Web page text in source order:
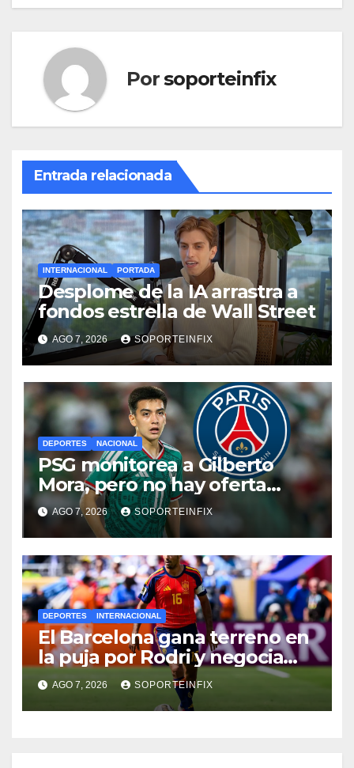
Porsoporteinfix
Entrada relacionada
INTERNACIONAL PORTADA
Desplome de la IA arrastra a
fondos estrella de Wall Street
AGO 7, 2026 SOPORTEINFIX
DEPORTES NACIONAL
PSG monitorea a Gilberto
Mora, pero no hay oferta
formal por el joven de Xolos
AGO 7, 2026 SOPORTEINFIX
DEPORTES INTERNACIONAL
El Barcelona gana terreno en
la puja por Rodri y negocia
directamente con el
Manchester City
AGO 7, 2026 SOPORTEINFIX